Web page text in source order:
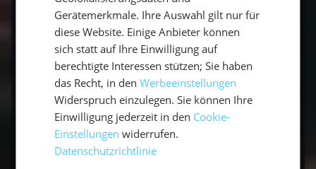
100 Inseln, die von unberührten Korallenriffen
und einzigartiger Tierwelt umgeben sind.
Die beste Zeit für einen Segelurlaub auf den
Seychellen ist von April bis Oktober, wenn die
Winde schwächer und die Temperaturen ideal
sind. Die Seychellen sind ein Paradies für
Segler*innen, die in abgeschiedenen Buchten
ankern und die unglaubliche Artenvielfalt des
Gerätemerkmale. Ihre Auswahl gilt nur für
diese Website. Einige Anbieter können
sich statt auf Ihre Einwilligung auf
berechtigte Interessen stützen; Sie haben
das Recht, in denWerbeeinstellungen
Widerspruch einzulegen. Sie können Ihre
Einwilligung jederzeit in den Cookie-
Einstellungen widerrufen.
Datenschutzrichtlinie